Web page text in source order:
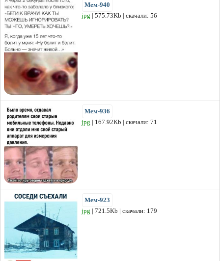
Мем-940
jpg | 575.73Kb | скачали: 56
Мем-936
jpg | 167.92Kb | скачали: 71
Мем-923
jpg | 721.5Kb | скачали: 179